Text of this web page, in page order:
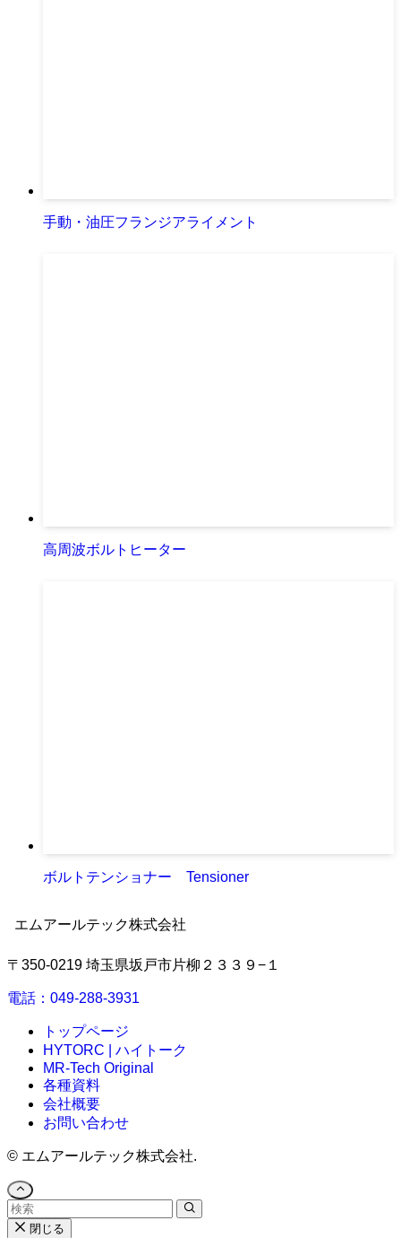
手動・油圧フランジアライメント
高周波ボルトヒーター
ボルトテンショナー Tensioner
エムアールテック株式会社
〒350-0219 埼玉県坂戸市片柳２３３９−１
電話：049-288-3931
トップページ
HYTORC | ハイトーク
MR-Tech Original
各種資料
会社概要
お問い合わせ
© エムアールテック株式会社.
閉じる